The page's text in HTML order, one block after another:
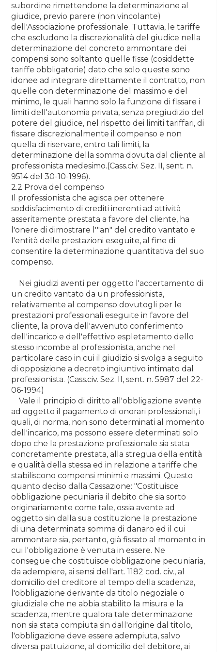
subordine rimettendone la determinazione al
giudice, previo parere (non vincolante)
dell'Associazione professionale. Tuttavia, le tariffe
che escludono la discrezionalità del giudice nella
determinazione del concreto ammontare dei
compensi sono soltanto quelle fisse (cosiddette
tariffe obbligatorie) dato che solo queste sono
idonee ad integrare direttamente il contratto, non
quelle con determinazione del massimo e del
minimo, le quali hanno solo la funzione di fissare i
limiti dell'autonomia privata, senza pregiudizio del
potere del giudice, nel rispetto dei limiti tariffari, di
fissare discrezionalmente il compenso e non
quella di riservare, entro tali limiti, la
determinazione della somma dovuta dal cliente al
professionista medesimo.(Cass.civ. Sez. II, sent. n.
9514 del 30-10-1996).
2.2 Prova del compenso
Il professionista che agisca per ottenere
soddisfacimento di crediti inerenti ad attività
asseritamente prestata a favore del cliente, ha
l'onere di dimostrare l'"an" del credito vantato e
l'entità delle prestazioni eseguite, al fine di
consentire la determinazione quantitativa del suo
compenso.
Nei giudizi aventi per oggetto l'accertamento di
un credito vantato da un professionista,
relativamente al compenso dovutogli per le
prestazioni professionali eseguite in favore del
cliente, la prova dell'avvenuto conferimento
dell'incarico e dell'effettivo espletamento dello
stesso incombe al professionista, anche nel
particolare caso in cui il giudizio si svolga a seguito
di opposizione a decreto ingiuntivo intimato dal
professionista. (Cass.civ. Sez. II, sent. n. 5987 del 22-
06-1994)
Vale il principio di diritto all'obbligazione avente
ad oggetto il pagamento di onorari professionali, i
quali, di norma, non sono determinati al momento
dell'incarico, ma possono essere determinati solo
dopo che la prestazione professionale sia stata
concretamente prestata, alla stregua della entità
e qualità della stessa ed in relazione a tariffe che
stabiliscono compensi minimi e massimi. Questo
quanto deciso dalla Cassazione: "Costituisce
obbligazione pecuniaria il debito che sia sorto
originariamente come tale, ossia avente ad
oggetto sin dalla sua costituzione la prestazione
di una determinata somma di danaro ed il cui
ammontare sia, pertanto, già fissato al momento in
cui l'obbligazione è venuta in essere. Ne
consegue che costituisce obbligazione pecuniaria,
da adempiere, ai sensi dell'art. 1182 cod. civ., al
domicilio del creditore al tempo della scadenza,
l'obbligazione derivante da titolo negoziale o
giudiziale che ne abbia stabilito la misura e la
scadenza, mentre qualora tale determinazione
non sia stata compiuta sin dall'origine dal titolo,
l'obbligazione deve essere adempiuta, salvo
diversa pattuizione, al domicilio del debitore, ai